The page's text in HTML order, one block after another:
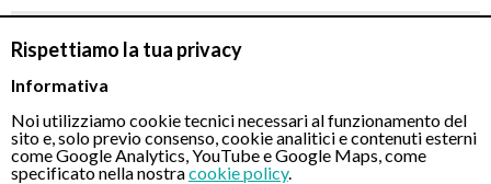
Rispettiamo la tua privacy
Informativa
Noi utilizziamo cookie tecnici necessari al funzionamento del
sito e, solo previo consenso, cookie analitici e contenuti esterni
come Google Analytics, YouTube e Google Maps, come
specificato nella nostracookie policy.